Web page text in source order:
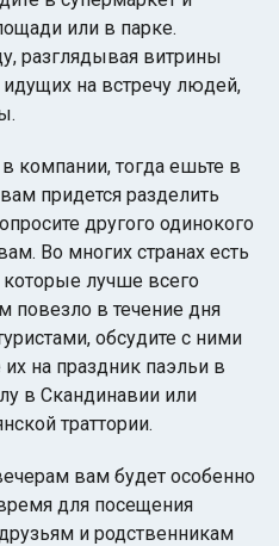
или в парке.
разглядывая витрины
на встречу людей,
компании, тогда ешьте в
придется разделить
другого одинокого
Во многих странах есть
лучше всего
повезло в течение дня
обсудите с ними
на праздник паэльи в
в Скандинавии или
траттории.
вам будет особенно
для посещения
и родственникам